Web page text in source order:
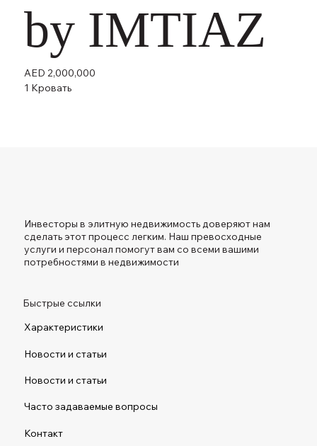
AED 2,000,000
by IMTIAZ
1 Кровать
Быстрые ссылки
Характеристики
Часто задаваемые вопросы
Контакт
Новости и статьи
Новости и статьи
Инвесторы в элитную недвижимость доверяют нам
сделать этот процесс легким. Наш превосходные
услуги и персонал помогут вам со всеми вашими
потребностями в недвижимости